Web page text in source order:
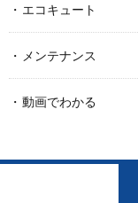
エコキュート
メンテナンス
動画でわかる